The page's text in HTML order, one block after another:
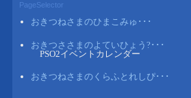
PageSelector
おきつねさまのひまこみゅ･･･
おきつささまのよていひょう?･･･
PSO2イベントカレンダー
おきつねさまのくらふとれしぴ･･･